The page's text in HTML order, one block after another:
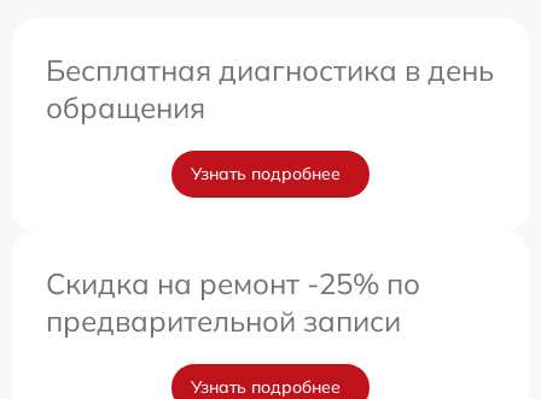
Бесплатная диагностика в день
обращения
Узнать подробнее
Скидка на ремонт -25% по
предварительной записи
Узнать подробнее